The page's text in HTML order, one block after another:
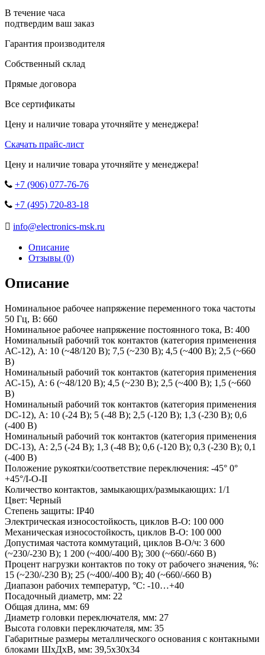
В течение часа
подтвердим ваш заказ
Гарантия производителя
Собственный склад
Прямые договора
Все сертификаты
Цену и наличие товара уточняйте у менеджера!
Скачать прайс-лист
Цену и наличие товара уточняйте у менеджера!
 +7 (906) 077-76-76
 +7 (495) 720-83-18
 info@electronics-msk.ru
Описание
Отзывы (0)
Описание
Номинальное рабочее напряжение переменного тока частоты
50 Гц, В: 660
Номинальное рабочее напряжение постоянного тока, В: 400
Номинальный рабочий ток контактов (категория применения
АС-12), А: 10 (~48/120 B); 7,5 (~230 B); 4,5 (~400 B); 2,5 (~660
B)
Номинальный рабочий ток контактов (категория применения
АС-15), А: 6 (~48/120 B); 4,5 (~230 B); 2,5 (~400 B); 1,5 (~660
B)
Номинальный рабочий ток контактов (категория применения
DС-12), А: 10 (-24 B); 5 (-48 B); 2,5 (-120 B); 1,3 (-230 B); 0,6
(-400 B)
Номинальный рабочий ток контактов (категория применения
DС-13), А: 2,5 (-24 B); 1,3 (-48 B); 0,6 (-120 B); 0,3 (-230 B); 0,1
(-400 B)
Положение рукоятки/соответствие переключения: -45° 0°
+45°/I-O-II
Количество контактов, замыкающих/размыкающих: 1/1
Цвет: Черный
Степень защиты: IP40
Электрическая износостойкость, циклов В-О: 100 000
Механическая износостойкость, циклов В-О: 100 000
Допустимая частота коммутаций, циклов В-О/ч: 3 600
(~230/-230 B); 1 200 (~400/-400 B); 300 (~660/-660 B)
Процент нагрузки контактов по току от рабочего значения, %:
15 (~230/-230 B); 25 (~400/-400 B); 40 (~660/-660 B)
Диапазон рабочих температур, °С: -10…+40
Посадочный диаметр, мм: 22
Общая длина, мм: 69
Диаметр головки переключателя, мм: 27
Высота головки переключателя, мм: 35
Габаритные размеры металлического основания с контакными
блоками ШхДхВ, мм: 39,5х30х34